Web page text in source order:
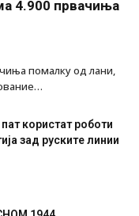
4.900 првачиња
помалку од лани,
користат роботи
зад руските линии